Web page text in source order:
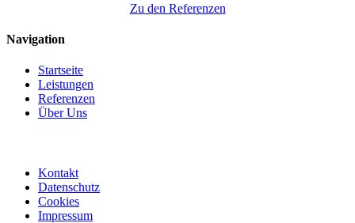
Zu den Referenzen
Navigation
Startseite
Leistungen
Referenzen
Über Uns
Kontakt
Datenschutz
Cookies
Impressum